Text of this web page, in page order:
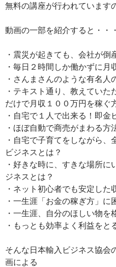
無料の講座が行われています
動画の一部を紹介すると・・・
・震災が起きても、会社が
・毎日２時間しか働かずに
・さんまさんのような有名
・テキスト通り、教えてい
だけで月収１００万円を稼ぐ
・自宅で１人で出来る！即金
・ほぼ自動で商売がまわる方
・自宅で子育てをしながら
ビジネスとは？
・好きな時に、すきな場所
ジネスとは？
・ネット初心者でも安定した
・一生涯「お金の稼ぎ方」に
・一生涯、自分のほしい物
・もっとも効率よく利益をと
そんな日本輸入ビジネス協会
画による